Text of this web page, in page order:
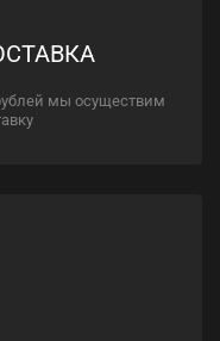
мы осуществим